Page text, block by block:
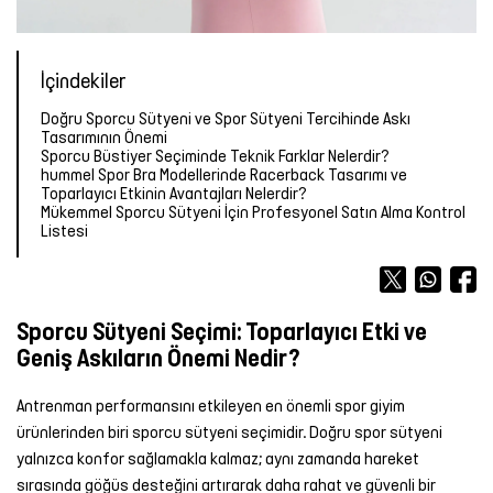
Forma
Şort
Yüzme
Şortu
Mont &
Yelek
TÜM
ÜRÜNLER
Bot &
TÜM
Aksesuarları
TÜM
ÜRÜNLER
Atlet
Mont &
Yelek
Yağmurluk
Sporcu
Sütyeni
Etek
Elbise
Terlik
&
TÜM
Yağmurluk
Tişört
Atlet
Yüzme
Şortu
TÜM
ÜRÜNLER
TÜM
İçindekiler
Doğru Sporcu Sütyeni ve Spor Sütyeni Tercihinde Askı
Tasarımının Önemi
Sporcu Büstiyer Seçiminde Teknik Farklar Nelerdir?
hummel Spor Bra Modellerinde Racerback Tasarımı ve
Toparlayıcı Etkinin Avantajları Nelerdir?
Mükemmel Sporcu Sütyeni İçin Profesyonel Satın Alma Kontrol
Listesi
Sporcu Sütyeni Seçimi: Toparlayıcı Etki ve
Geniş Askıların Önemi Nedir?
Antrenman performansını etkileyen en önemli spor giyim
ürünlerinden biri sporcu sütyeni seçimidir. Doğru spor sütyeni
yalnızca konfor sağlamakla kalmaz; aynı zamanda hareket
sırasında göğüs desteğini artırarak daha rahat ve güvenli bir